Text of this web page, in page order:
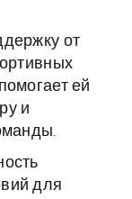
от
ей
и
для